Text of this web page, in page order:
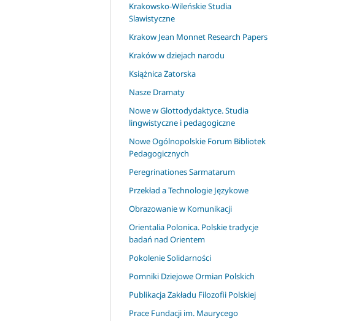
Krakowsko-Wileńskie Studia
Slawistyczne
Krakow Jean Monnet Research Papers
Kraków w dziejach narodu
Książnica Zatorska
Nasze Dramaty
Nowe w Glottodydaktyce. Studia
lingwistyczne i pedagogiczne
Nowe Ogólnopolskie Forum Bibliotek
Pedagogicznych
Peregrinationes Sarmatarum
Przekład a Technologie Językowe
Obrazowanie w Komunikacji
Orientalia Polonica. Polskie tradycje
badań nad Orientem
Pokolenie Solidarności
Pomniki Dziejowe Ormian Polskich
Publikacja Zakładu Filozofii Polskiej
Prace Fundacji im. Maurycego